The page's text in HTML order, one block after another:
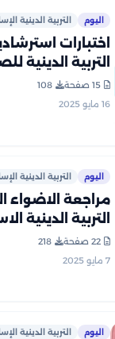
اليوم التربية الدينية
اختبارات
التربية
الابتدائي الترم
التلميذ PDF بالاجابات
15 صفحة
108
16 مايو 2025
اليوم التربية الدينية
مراجعة الاضواء
التربية الدينية
للصف السادس
الثاني 2025 PDF بالاجابات
22 صفحة
218
7 مايو 2025
اليوم التربية الدينية